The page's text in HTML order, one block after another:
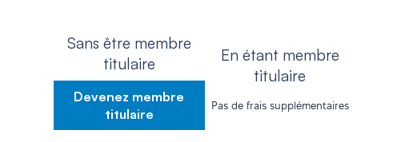
Sans être membre
titulaire
Devenez membre
titulaire
En étant membre
titulaire
Pas de frais supplémentaires